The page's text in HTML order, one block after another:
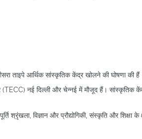
ताइपे आर्थिक सांस्कृतिक केंद्र खोलने की घोषणा की हैं
नई दिल्ली और चेन्नई में मौजूद हैं। सांस्कृतिक
श्रृंखला, विज्ञान और प्रौद्योगिकी, संस्कृति और